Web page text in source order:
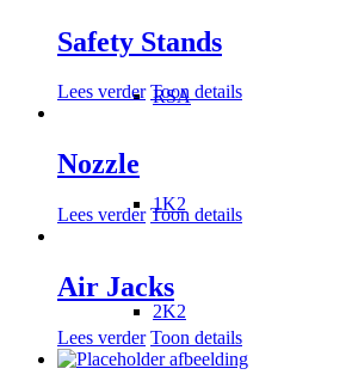
RSA
1K2
2K2
Safety Stands
Lees verder Toon details
Nozzle
Lees verder Toon details
Air Jacks
Lees verder Toon details